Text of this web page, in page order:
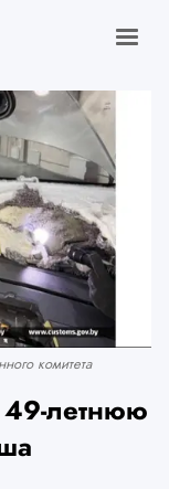
комитета
летнюю